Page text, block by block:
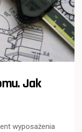
Jak
wyposażenia